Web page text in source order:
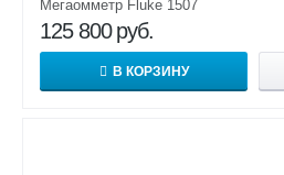
Мегаомметр Fluke 1507
125 800 руб.
В КОРЗИНУ